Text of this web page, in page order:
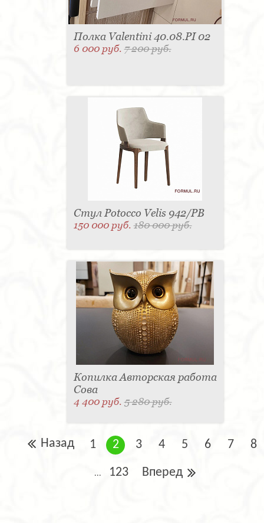
Полка Valentini 40.08.PI 02
6 000 руб.7 200 руб.
Стул Potocco Velis 942/PB
150 000 руб.180 000 руб.
Копилка Авторская работа
Сова
4 400 руб.5 280 руб.
Назад 1 2 3 4 5 6 7 8
... 123 Вперед